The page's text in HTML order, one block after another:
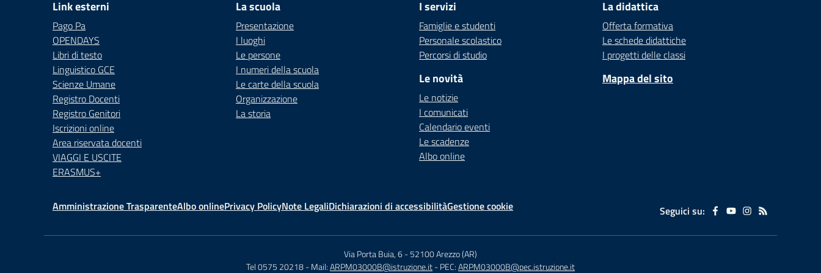
Link esterni
Pago Pa
OPENDAYS
Libri di testo
Linguistico GCE
Scienze Umane
Registro Docenti
Registro Genitori
Iscrizioni online
Area riservata docenti
VIAGGI E USCITE
ERASMUS+
La scuola
Presentazione
I luoghi
Le persone
I numeri della scuola
Le carte della scuola
Organizzazione
La storia
I servizi
Famiglie e studenti
Personale scolastico
Percorsi di studio
Le novità
Le notizie
I comunicati
Calendario eventi
Le scadenze
Albo online
La didattica
Offerta formativa
Le schede didattiche
I progetti delle classi
Mappa del sito
Amministrazione TrasparenteAlbo onlinePrivacy PolicyNote LegaliDichiarazioni di accessibilitàGestione cookie Seguici su:
Via Porta Buia, 6-52100 Arezzo (AR)
Tel 0575 20218- Mail:ARPM03000B@istruzione.it- PEC:ARPM03000B@pec.istruzione.it